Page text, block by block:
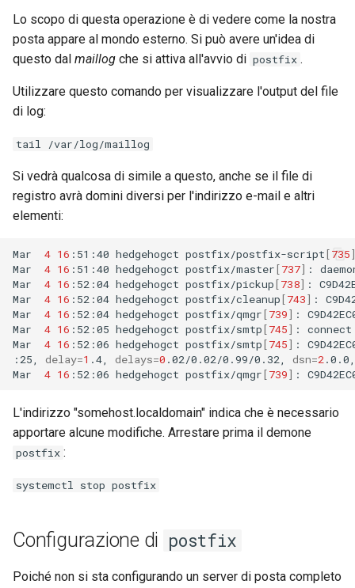
Lo scopo di questa operazione è di vedere come la nostra
posta appare al mondo esterno. Si può avere un'idea di
questo dal maillog che si attiva all'avvio di postfix .
Utilizzare questo comando per visualizzare l'output del file
di log:
tail /var/log/maillog
Si vedrà qualcosa di simile a questo, anche se il file di
registro avrà domini diversi per l'indirizzo e-mail e altri
elementi:
Mar 4 16 :51:40 hedgehogct postfix/postfix-script[735
Mar
4 16 :51:40 hedgehogct postfix/master[737] :
Mar
4 16 :52:04 hedgehogct postfix/pickup[738] :
Mar
4 16 :52:04 hedgehogct postfix/cleanup[743] :
Mar
4 16 :52:04 hedgehogct postfix/qmgr[739] :
Mar
4 16 :52:05 hedgehogct postfix/smtp[745] :
connect
Mar
4 16 :52:06 hedgehogct postfix/smtp[745] :
:25,
delay=1 .4, delays=0 .02/0.02/0.99/0.32, dsn=2 .0.0,
Mar
4 16 :52:06 hedgehogct postfix/qmgr[739] :
L'indirizzo "somehost.localdomain" indica che è necessario
apportare alcune modifiche. Arrestare prima il demone
postfix :
systemctl stop postfix
Configurazione di postfix
Poiché non si sta configurando un server di posta completo